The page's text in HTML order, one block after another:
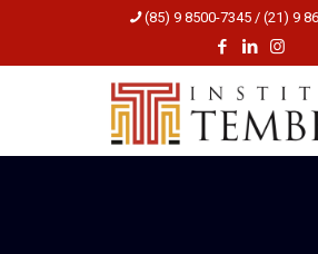
(85) 9 8500-7345 / (21) 9